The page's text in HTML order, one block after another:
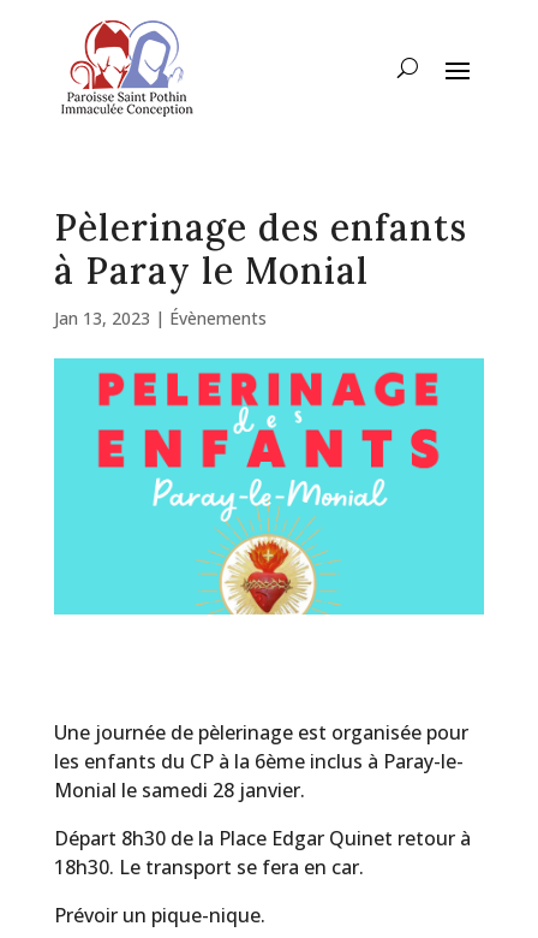
Pèlerinage des enfants
à Paray le Monial
Jan 13, 2023 | Évènements
Une journée de pèlerinage est organisée pour
les enfants du CP à la 6ème inclus à Paray-le-
Monial le samedi 28 janvier.
Départ 8h30 de la Place Edgar Quinet retour à
18h30. Le transport se fera en car.
Prévoir un pique-nique.